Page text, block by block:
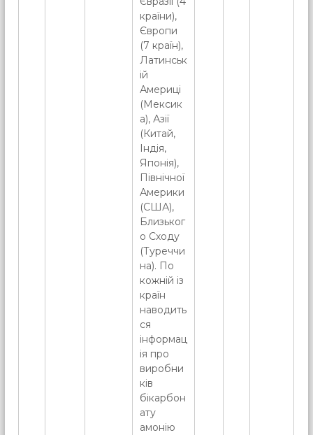
країни),
Європи
(7 країн),
Латинськ
ій
Америці
(Мексик
а), Азії
(Китай,
Індія,
Японія),
Північної
Америки
(США),
Близьког
о Сходу
(Туреччи
на). По
кожній із
країн
наводить
ся
інформац
ія про
виробни
ків
бікарбон
ату
амонію